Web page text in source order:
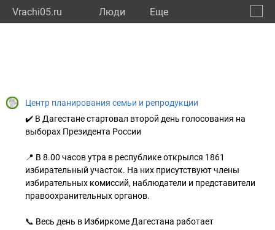
Vrachi05.ru Люди Eще
Центр планирования семьи и репродукции
✔️ В Дагестане стартовал второй день голосования на
выборах Президента России
📍 В 8.00 часов утра в республике открылся 1861
избирательный участок. На них присутствуют члены
избирательных комиссий, наблюдатели и представители
правоохранительных органов.
📞 Весь день в Избиркоме Дагестана работает